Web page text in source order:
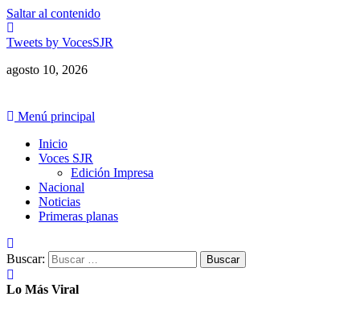
Saltar al contenido
Tweets by VocesSJR
agosto 10, 2026
Menú principal
Inicio
Voces SJR
Edición Impresa
Nacional
Noticias
Primeras planas
Buscar:
Lo Más Viral